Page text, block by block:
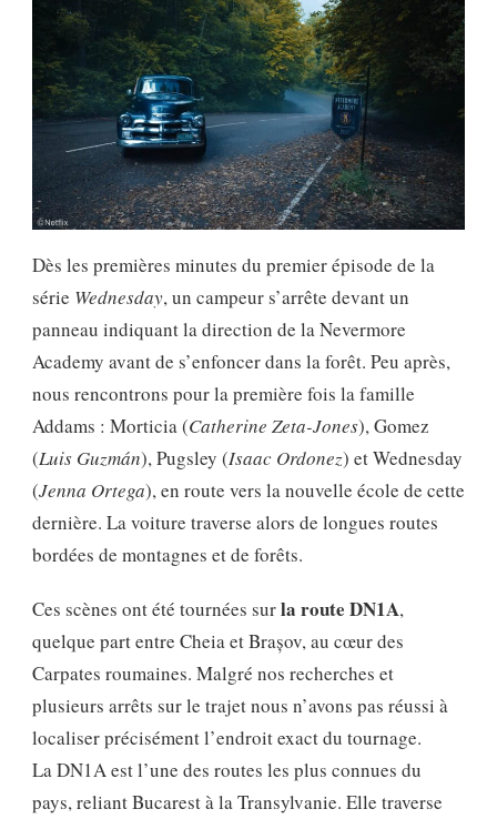
Dès les premières minutes du premier épisode de la
série Wednesday, un campeur s’arrête devant un
panneau indiquant la direction de la Nevermore
Academy avant de s’enfoncer dans la forêt. Peu après,
nous rencontrons pour la première fois la famille
Addams : Morticia (Catherine Zeta-Jones), Gomez
(Luis Guzmán), Pugsley (Isaac Ordonez) et Wednesday
(Jenna Ortega), en route vers la nouvelle école de cette
dernière. La voiture traverse alors de longues routes
bordées de montagnes et de forêts.
Ces scènes ont été tournées surla route DN1A,
quelque part entre Cheia et Brașov, au cœur des
Carpates roumaines. Malgré nos recherches et
plusieurs arrêts sur le trajet nous n’avons pas réussi à
localiser précisément l’endroit exact du tournage.
La DN1A est l’une des routes les plus connues du
pays, reliant Bucarest à la Transylvanie. Elle traverse